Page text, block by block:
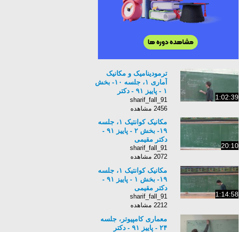
1:02:39
ترمودینامیک و مکانیک
آماری ۱، جلسه ۱۰- بخش
۱ - پاییز ۹۱ - دکتر
رضاخانی
sharif_fall_91
2456 مشاهده
20:10
مکانیک کوانتیک ۱، جلسه
۱۹- بخش ۲ - پاییز ۹۱ -
دکتر مقیمی
sharif_fall_91
2072 مشاهده
1:14:58
مکانیک کوانتیک ۱، جلسه
۱۹- بخش ۱ - پاییز ۹۱ -
دکتر مقیمی
sharif_fall_91
2212 مشاهده
معماری کامپیوتر، جلسه
۲۴ - پاییز ۹۱ - دکتر